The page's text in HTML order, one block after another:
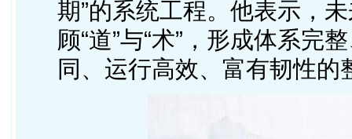
期”的系统工程。他表示，
顾“道”与“术”，形成体系完
同、运行高效、富有韧性